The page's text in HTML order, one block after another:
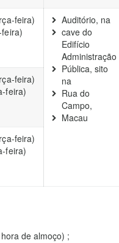
feira)
Auditório, na
cave do
Edifício
Administração
Pública, sito
na
Rua do
Campo,
Macau
feira)
feira)
feira)
feira)
de almoço) ;